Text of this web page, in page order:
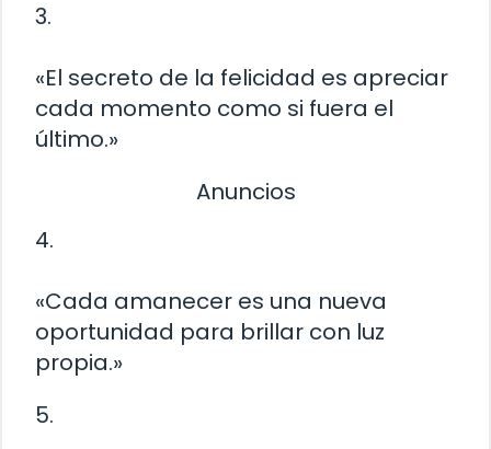
3.
«El secreto de la felicidad es apreciar
cada momento como si fuera el
último.»
Anuncios
4.
«Cada amanecer es una nueva
oportunidad para brillar con luz
propia.»
5.